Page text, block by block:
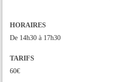
HORAIRES
De 14h30 à 17h30
TARIFS
60€